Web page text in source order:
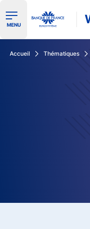
Ouvrir le menu de
MENU
Accueil Thématiques